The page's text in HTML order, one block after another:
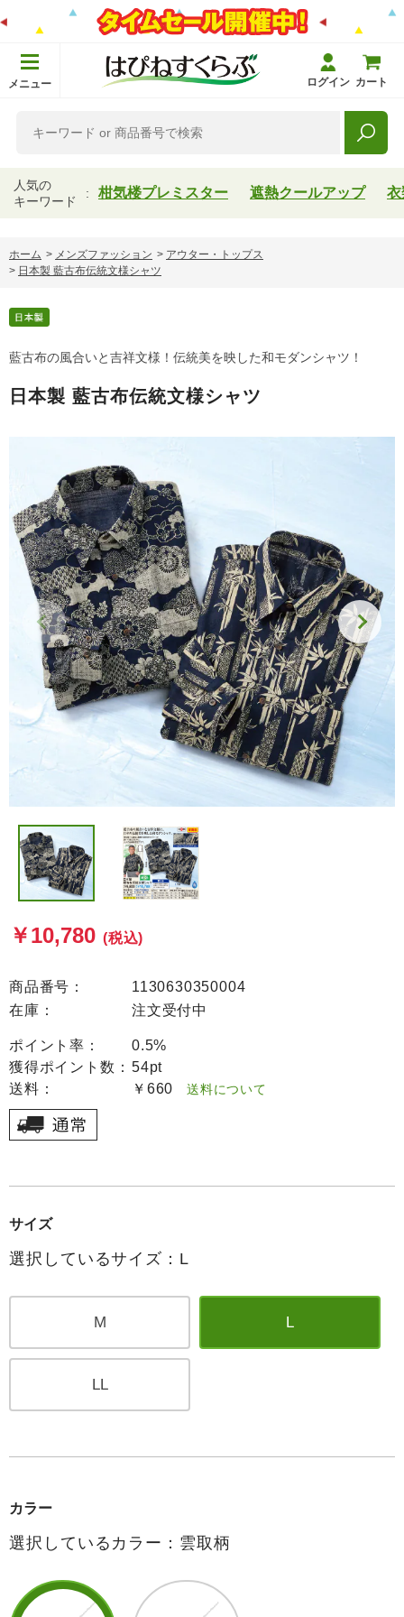
メニュー ログイン カート
人気の
キーワード
柑気楼プレミスター 遮熱クールアップ 衣
ホーム > メンズファッション > アウター・トップス
> 日本製 藍古布伝統文様シャツ
藍古布の風合いと吉祥文様！伝統美を映した和モダンシャツ！
日本製 藍古布伝統文様シャツ
￥10,780 (税込)
商品番号：
1130630350004
在庫：
注文受付中
ポイント率：
0.5%
獲得ポイント数： 54pt
送料：
￥660 送料について
サイズ
選択しているサイズ：L
M L
LL
カラー
選択しているカラー：雲取柄